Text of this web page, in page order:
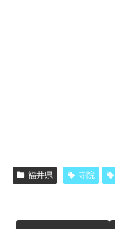
福井県 寺院